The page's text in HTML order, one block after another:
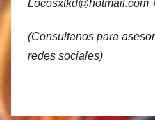
Locosxtkd@hotmail.com
(Consultanos para
redes sociales)